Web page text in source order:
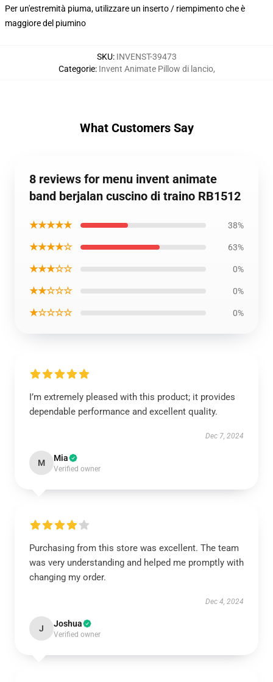
Per un'estremità piuma, utilizzare un inserto / riempimento che è
maggiore del piumino
SKU: INVENST-39473
Categorie: Invent Animate Pillow di lancio,
What Customers Say
8 reviews for menu invent animate
band berjalan cuscino di traino RB1512
★★★★★ 38%
★★★★☆ 63%
★★★☆☆ 0%
★★☆☆☆ 0%
★☆☆☆☆ 0%
I’m extremely pleased with this product; it provides
dependable performance and excellent quality.
Dec 7, 2024
M Mia
Verified owner
Purchasing from this store was excellent. The team
was very understanding and helped me promptly with
changing my order.
Dec 4, 2024
J Joshua
Verified owner